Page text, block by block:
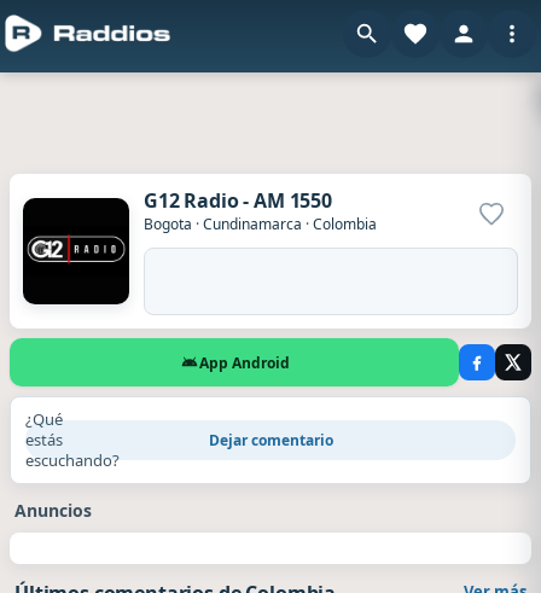
G12 Radio - AM 1550
Bogota ·Cundinamarca ·Colombia
App Android
¿Qué
estás
escuchando?
Dejar comentario
Anuncios